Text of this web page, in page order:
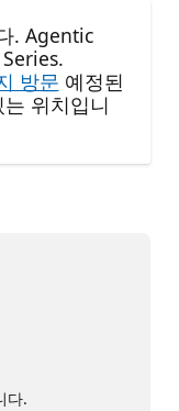
. Agentic
방문 예정된
위치입니
다.